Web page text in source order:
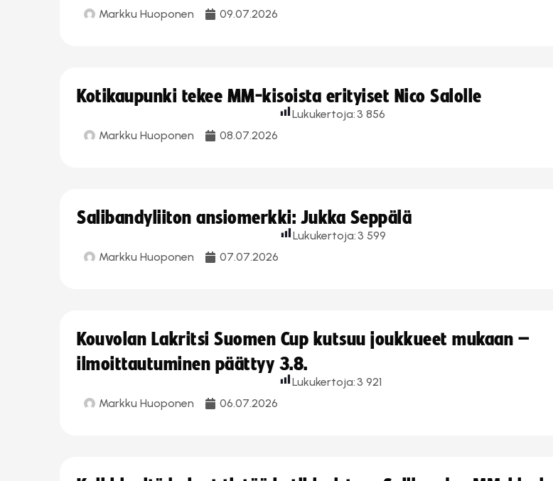
Markku Huoponen 09.07.2026
Kotikaupunki tekee MM-kisoista erityiset Nico Salolle
Markku Huoponen 08.07.2026
Lukukertoja: 3 856
Salibandyliiton ansiomerkki: Jukka Seppälä
Markku Huoponen 07.07.2026
Lukukertoja: 3 599
Kouvolan Lakritsi Suomen Cup kutsuu joukkueet mukaan –
ilmoittautuminen päättyy 3.8.
Markku Huoponen 06.07.2026
Lukukertoja: 3 921